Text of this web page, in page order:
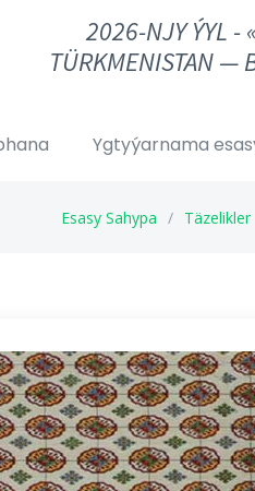
2026-NJY ÝYL -
TÜRKMENISTAN —
Ygtyýarnama
Esasy Sahypa Täzelikler